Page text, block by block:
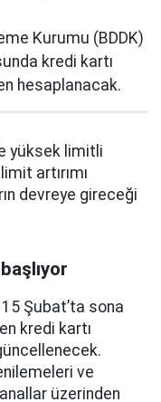
Kurumu (BDDK)
kredi kartı
hesaplanacak.
yüksek limitli
artırımı
devreye gireceği
15 Şubat’ta sona
kredi kartı
ve
üzerinden